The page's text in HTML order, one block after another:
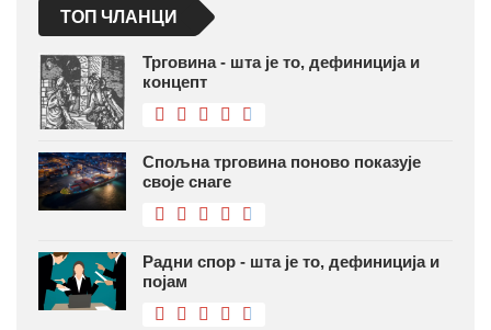
ТОП ЧЛАНЦИ
Трговина - шта је то, дефиниција и
концепт
Спољна трговина поново показује
своје снаге
Радни спор - шта је то, дефиниција и
појам